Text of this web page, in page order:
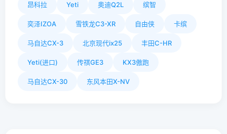
昂科拉 Yeti 奥迪Q2L 缤智
奕泽IZOA 雪铁龙C3-XR 自由侠 卡缤
马自达CX-3 北京现代ix25 丰田C-HR
Yeti(进口) 传祺GE3 KX3傲跑
马自达CX-30 东风本田X-NV